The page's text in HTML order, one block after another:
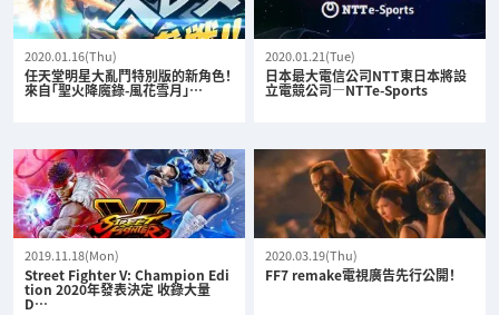
2020.01.16(Thu)
任天堂明星大亂鬥特別版的新角色！
來自「聖火降魔錄-風花雪月」…
2020.01.21(Tue)
日本最大電信公司NTT東日本將設
立電競公司—NTTe-Sports
2019.11.18(Mon)
Street Fighter V: Champion Edi
tion 2020年發表決定 收錄大量
D…
2020.03.19(Thu)
FF7 remake電視廣告先行公開！